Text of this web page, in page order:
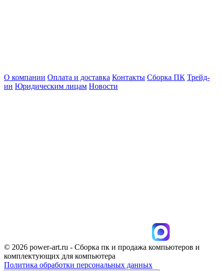
О компании Оплата и доставка Контакты Сборка ПК Трейд-
ин Юридическим лицам Новости
© 2026 power-art.ru - Сборка пк и продажа компьютеров и
комплектующих для компьютера
Политика обработки персональных данных